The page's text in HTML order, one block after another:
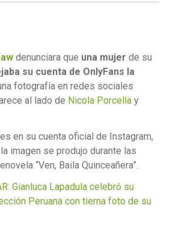
denunciara que una mujer de su
su cuenta de OnlyFans la
fotografía en redes sociales
al lado de Nicola Porcella y
en su cuenta oficial de Instagram,
imagen se produjo durante las
“Ven, Baila Quinceañera”.
Gianluca Lapadula celebró su
Peruana con tierna foto de su